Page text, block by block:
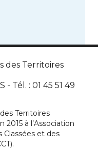
des Territoires
- Tél. : 01 45 51 49
Territoires
2015 à l’Association
Classées et des